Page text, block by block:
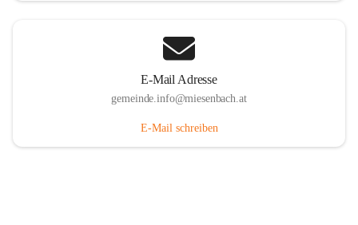
E-Mail Adresse
gemeinde.info@miesenbach.at
E-Mail schreiben